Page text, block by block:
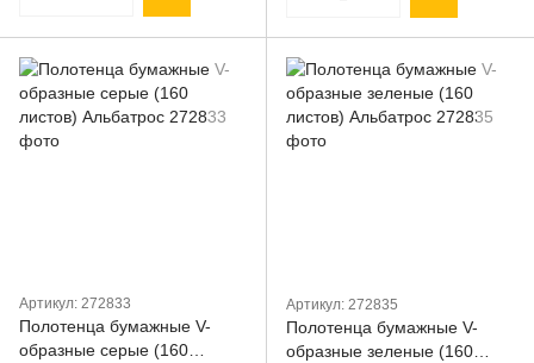
Артикул: 272833
Полотенца бумажные V-
образные серые (160
Артикул: 272835
Полотенца бумажные V-
образные зеленые (160